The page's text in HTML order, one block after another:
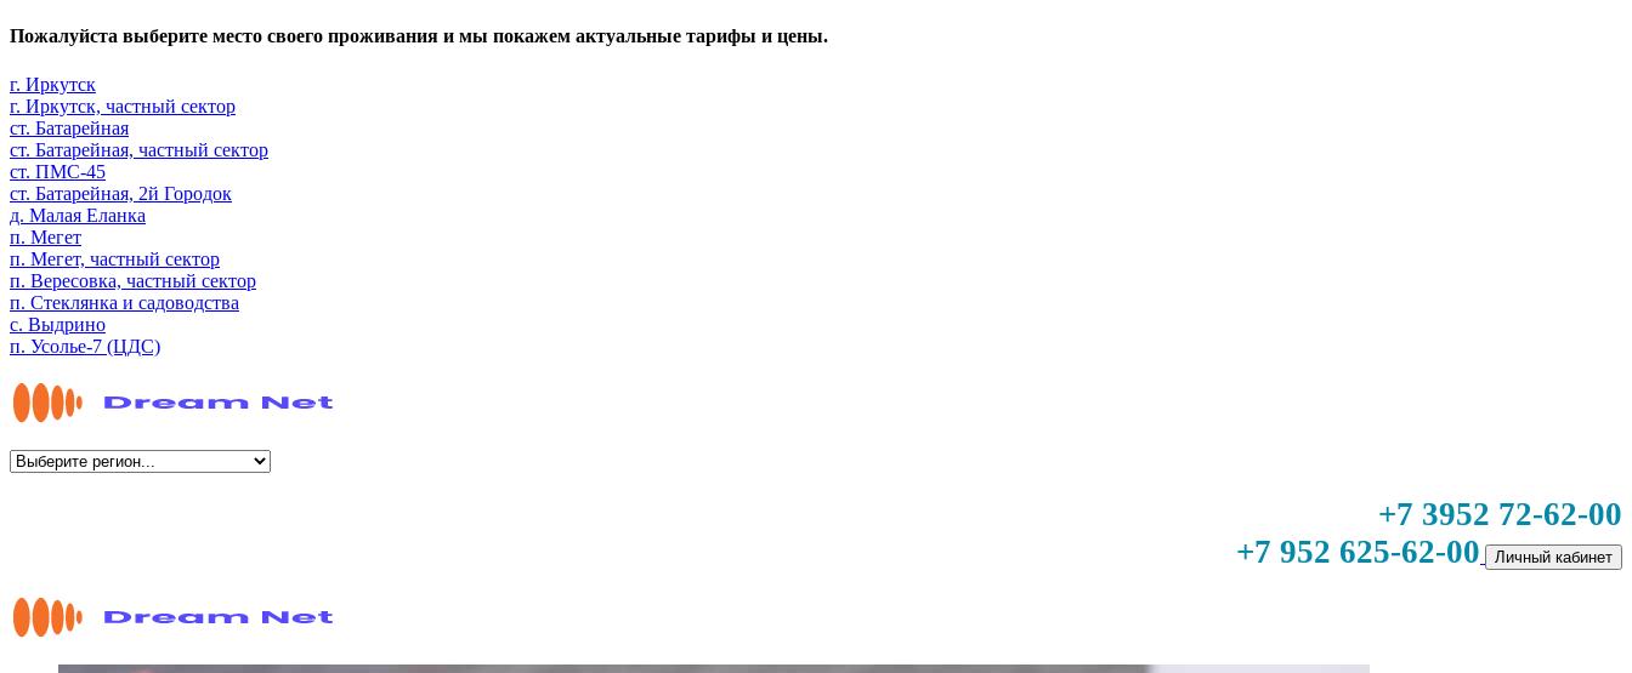
Пожалуйста выберите место своего проживания и мы покажем актуальные тарифы и цены.
г. Иркутск
г. Иркутск, частный сектор
ст. Батарейная
ст. Батарейная, частный сектор
ст. ПМС-45
ст. Батарейная, 2й Городок
д. Малая Еланка
п. Мегет
п. Мегет, частный сектор
п. Вересовка, частный сектор
п. Стеклянка и садоводства
с. Выдрино
п. Усолье-7 (ЦДС)
+7 3952 72-62-00
+7 952 625-62-00
Личный кабинет